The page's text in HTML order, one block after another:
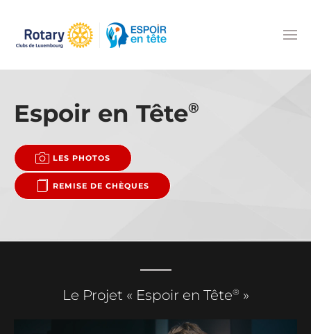
Accéder au contenu principal
Espoir en Tête®
LES PHOTOS
REMISE DE CHÈQUES
Le Projet « Espoir en Tête® »